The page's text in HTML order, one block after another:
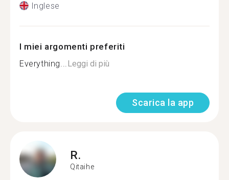
Inglese
I miei argomenti preferiti
Everything... Leggi di più
Scarica la app
R.
Qitaihe